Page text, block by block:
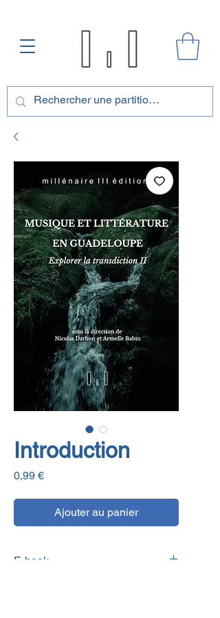
Introduction
0,99 €Prix
Ajouter au panier
E-book